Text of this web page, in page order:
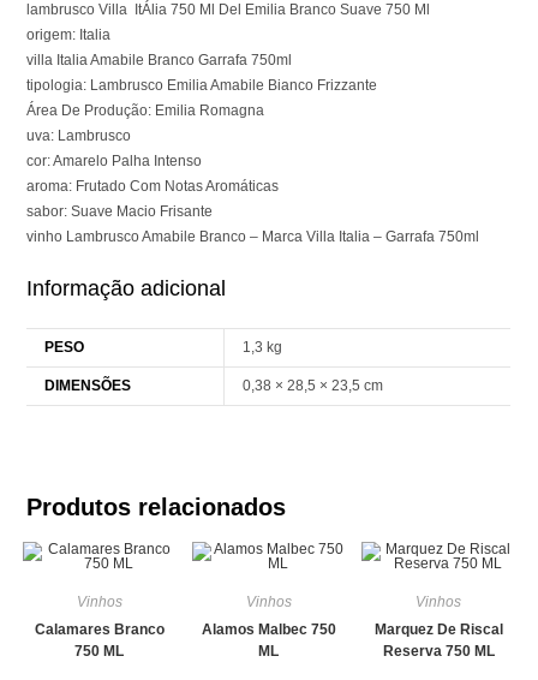
lambrusco Villa ItÁlia 750 Ml Del Emilia Branco Suave 750 Ml
origem: Italia
villa Italia Amabile Branco Garrafa 750ml
tipologia: Lambrusco Emilia Amabile Bianco Frizzante
Área De Produção: Emilia Romagna
uva: Lambrusco
cor: Amarelo Palha Intenso
aroma: Frutado Com Notas Aromáticas
sabor: Suave Macio Frisante
vinho Lambrusco Amabile Branco – Marca Villa Italia – Garrafa 750ml
Informação adicional
PESO 1,3 kg
DIMENSÕES 0,38 × 28,5 × 23,5 cm
Produtos relacionados
Vinhos
Calamares Branco
750 ML
Vinhos
Alamos Malbec 750
ML
Vinhos
Marquez De Riscal
Reserva 750 ML